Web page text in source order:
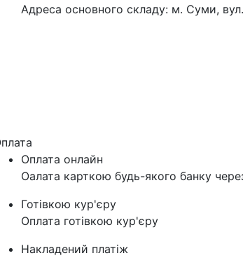
Адреса основного складу: м. Суми,
Оплата онлайн
Оалата карткою будь-якого банку
Готівкою кур'єру
Оплата готівкою кур'єру
Накладений платіж